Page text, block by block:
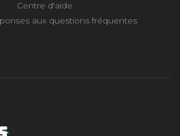
Centre d'aide
aux questions fréquentes